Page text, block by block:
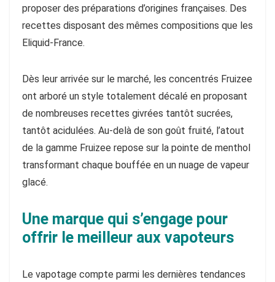
proposer des préparations d’origines françaises. Des
recettes disposant des mêmes compositions que les
Eliquid-France.
Dès leur arrivée sur le marché, les concentrés Fruizee
ont arboré un style totalement décalé en proposant
de nombreuses recettes givrées tantôt sucrées,
tantôt acidulées. Au-delà de son goût fruité, l’atout
de la gamme Fruizee repose sur la pointe de menthol
transformant chaque bouffée en un nuage de vapeur
glacé.
Une marque qui s’engage pour
offrir le meilleur aux vapoteurs
Le vapotage compte parmi les dernières tendances